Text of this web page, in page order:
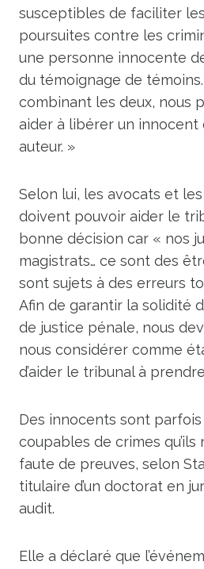
susceptibles de faciliter
poursuites contre les
une personne innocente
du témoignage de
combinant les deux, nous
aider à libérer un
auteur. »
Selon lui, les avocats et
doivent pouvoir aider le
bonne décision car « nos
magistrats… ce sont des
sont sujets à des erreurs
Afin de garantir la solidité
de justice pénale, nous
nous considérer comme
d’aider le tribunal à
Des innocents sont
coupables de crimes qu’ils
faute de preuves, selon
titulaire d’un doctorat en
audit.
Elle a déclaré que